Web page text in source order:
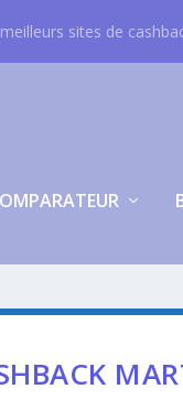
sites de